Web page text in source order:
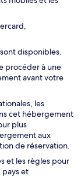
disponibles.
procéder à une
avant votre
les
cet hébergement
plus
aux
de réservation.
et les règles pour
pays et